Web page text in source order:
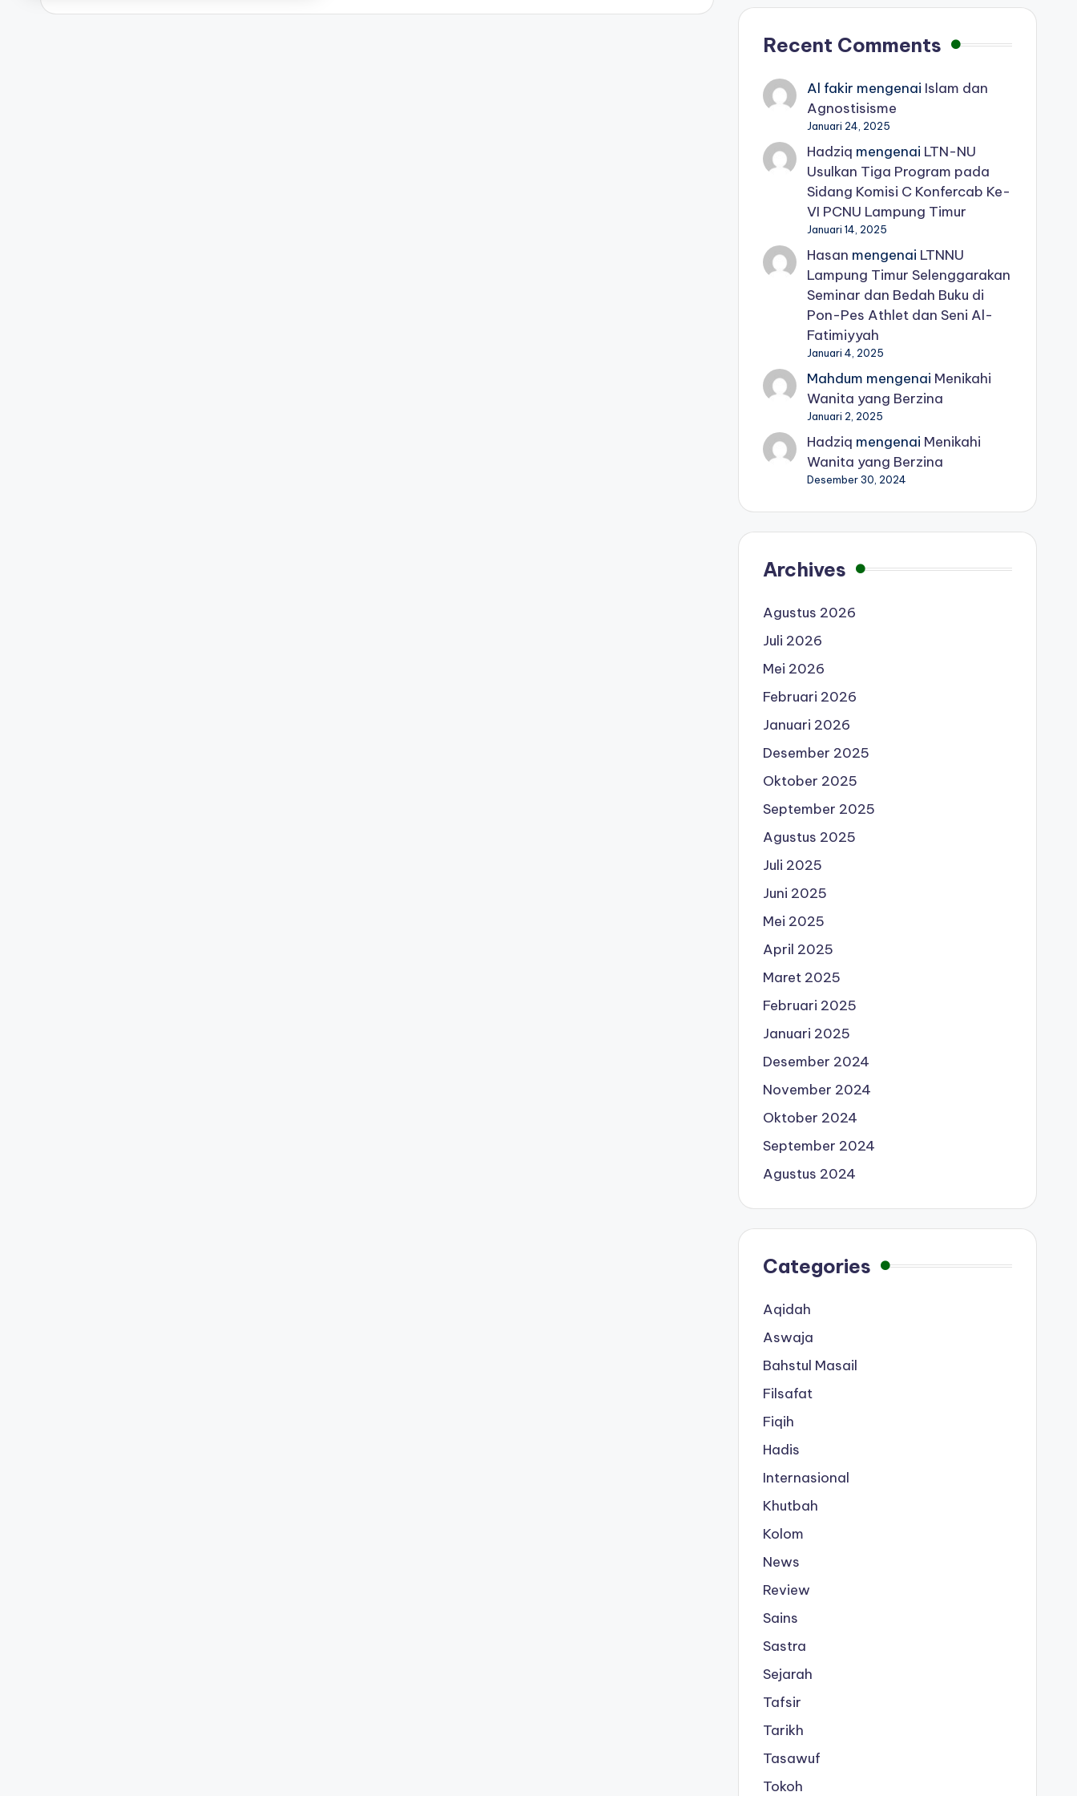
Recent Comments
Al fakir mengenai Islam dan
Agnostisisme
Januari 24, 2025
Hadziq mengenai LTN-NU
Usulkan Tiga Program pada
Sidang Komisi C Konfercab Ke-
VI PCNU Lampung Timur
Januari 14, 2025
Hasan mengenai LTNNU
Lampung Timur Selenggarakan
Seminar dan Bedah Buku di
Pon-Pes Athlet dan Seni Al-
Fatimiyyah
Januari 4, 2025
Mahdum mengenai Menikahi
Wanita yang Berzina
Januari 2, 2025
Hadziq mengenai Menikahi
Wanita yang Berzina
Desember 30, 2024
Archives
Agustus 2026
Juli 2026
Mei 2026
Februari 2026
Januari 2026
Desember 2025
Oktober 2025
September 2025
Agustus 2025
Juli 2025
Juni 2025
Mei 2025
April 2025
Maret 2025
Februari 2025
Januari 2025
Desember 2024
November 2024
Oktober 2024
September 2024
Agustus 2024
Categories
Aqidah
Aswaja
Bahstul Masail
Filsafat
Fiqih
Hadis
Internasional
Khutbah
Kolom
News
Review
Sains
Sastra
Sejarah
Tafsir
Tarikh
Tasawuf
Tokoh